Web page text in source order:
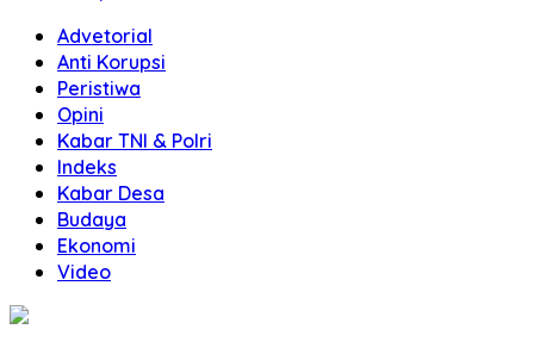
Advetorial
Anti Korupsi
Peristiwa
Opini
Kabar TNI & Polri
Indeks
Kabar Desa
Budaya
Ekonomi
Video